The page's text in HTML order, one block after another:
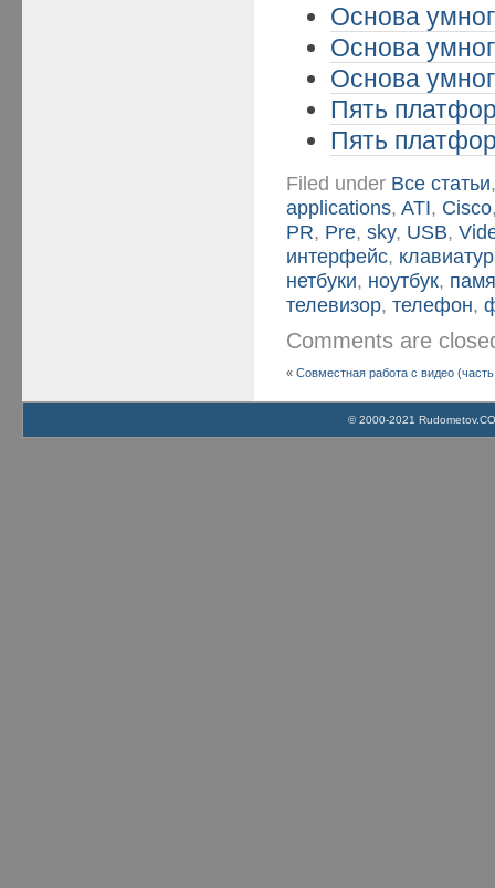
Основа
Основа
Основа
Пять
Пять
Filed under Все статьи
applications,ATI, Cisco
PR, Pre,sky, USB,
интерфейс,
нетбуки, ноутбук,
телевизор,телефон,
Comments are
«Совместная работа с видео
© 2000-2021